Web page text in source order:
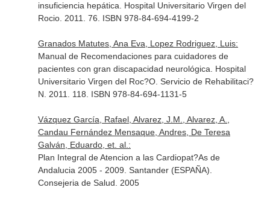
insuficiencia hepática. Hospital Universitario Virgen del
Rocio. 2011. 76. ISBN 978-84-694-4199-2
Granados Matutes, Ana Eva, Lopez Rodriguez, Luis:
Manual de Recomendaciones para cuidadores de
pacientes con gran discapacidad neurológica. Hospital
Universitario Virgen del Roc?O. Servicio de Rehabilitaci?
N. 2011. 118. ISBN 978-84-694-1131-5
Vázquez García, Rafael, Alvarez, J.M., Alvarez, A.,
Candau Fernández Mensaque, Andres, De Teresa
Galván, Eduardo, et. al.:
Plan Integral de Atencion a las Cardiopat?As de
Andalucia 2005 - 2009. Santander (ESPAÑA).
Consejeria de Salud. 2005